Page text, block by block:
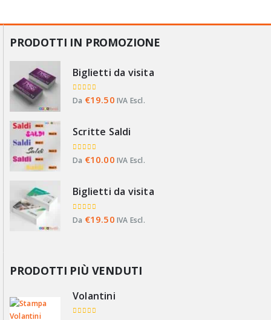
PRODOTTI IN PROMOZIONE
Biglietti da visita
0Su 5
Da €19.50 IVA Escl.
Scritte Saldi
0 Su 5
Da €10.00 IVA Escl.
Biglietti da visita
0 Su 5
Da €19.50 IVA Escl.
PRODOTTI PIÙ VENDUTI
Volantini